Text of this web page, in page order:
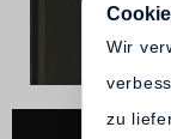
Wir
zu